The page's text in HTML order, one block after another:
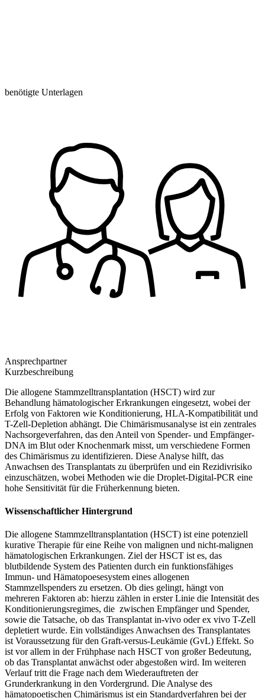
benötigte Unterlagen
Ansprechpartner
Kurzbeschreibung
Die allogene Stammzelltransplantation (HSCT) wird zur
Behandlung hämatologischer Erkrankungen eingesetzt, wobei der
Erfolg von Faktoren wie Konditionierung, HLA-Kompatibilität und
T-Zell-Depletion abhängt. Die Chimärismusanalyse ist ein zentrales
Nachsorgeverfahren, das den Anteil von Spender- und Empfänger-
DNA im Blut oder Knochenmark misst, um verschiedene Formen
des Chimärismus zu identifizieren. Diese Analyse hilft, das
Anwachsen des Transplantats zu überprüfen und ein Rezidivrisiko
einzuschätzen, wobei Methoden wie die Droplet-Digital-PCR eine
hohe Sensitivität für die Früherkennung bieten.
Wissenschaftlicher Hintergrund
Die allogene Stammzelltransplantation (HSCT) ist eine potenziell
kurative Therapie für eine Reihe von malignen und nicht-malignen
hämatologischen Erkrankungen. Ziel der HSCT ist es, das
blutbildende System des Patienten durch ein funktionsfähiges
Immun- und Hämatopoesesystem eines allogenen
Stammzellspenders zu ersetzen. Ob dies gelingt, hängt von
mehreren Faktoren ab: hierzu zählen in erster Linie die Intensität des
Konditionierungsregimes, die zwischen Empfänger und Spender,
sowie die Tatsache, ob das Transplantat in-vivo oder ex vivo T-Zell
depletiert wurde. Ein vollständiges Anwachsen des Transplantates
ist Voraussetzung für den Graft-versus-Leukämie (GvL) Effekt. So
ist vor allem in der Frühphase nach HSCT von großer Bedeutung,
ob das Transplantat anwächst oder abgestoßen wird. Im weiteren
Verlauf tritt die Frage nach dem Wiederauftreten der
Grunderkrankung in den Vordergrund. Die Analyse des
hämatopoetischen Chimärismus ist ein Standardverfahren bei der